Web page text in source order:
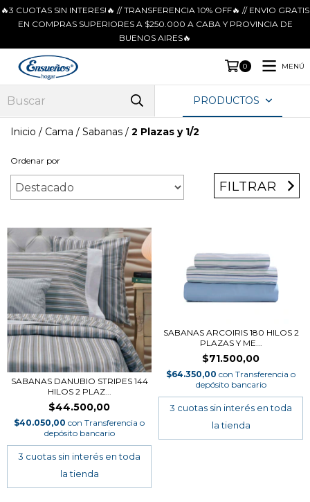
🔥3 CUOTAS SIN INTERES!🔥 // TRANSFERENCIA 10% OFF🔥 // ENVIO GRATIS
EN COMPRAS SUPERIORES A $250.000 A CABA Y PROVINCIA DE
BUENOS AIRES🔥
0 MENÚ
PRODUCTOS
Inicio / Cama / Sabanas / 2 Plazas y 1/2
Ordenar por
FILTRAR
SABANAS DANUBIO STRIPES 144
HILOS 2 PLAZ...
$44.500,00
$40.050,00 con Transferencia o
depósito bancario
SABANAS ARCOIRIS 180 HILOS 2
PLAZAS Y ME...
$71.500,00
$64.350,00 con Transferencia o
depósito bancario